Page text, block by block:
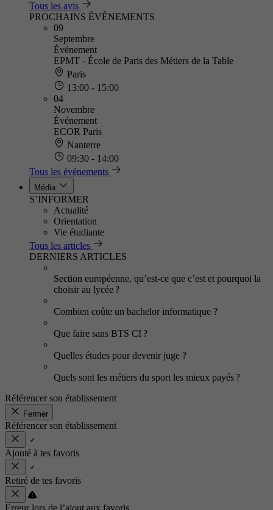
Tous les avis
PROCHAINS ÉVÈNEMENTS
09
Septembre
Événement
EPMT - École de Paris des Métiers de la Table
Paris
13:00 - 15:00
04
Novembre
Événement
ECOR Paris
Nanterre
09:30 - 14:00
Tous les événements
Média
S’INFORMER
Actualité
Orientation
Vie étudiante
Tous les articles
DERNIERS ARTICLES
Section européenne, qu’est-ce que c’est et pourquoi la
choisir au lycée ?
Combien coûte un bachelor informatique ?
Que faire sans BTS CI ?
Quelles études pour devenir juge ?
Quels sont les métiers du sport les mieux payés ?
Référencer son établissement
Fermer
Référencer son établissement
Ajouté à tes favoris
Retiré de tes favoris
Erreur lors de l’ajout aux favoris